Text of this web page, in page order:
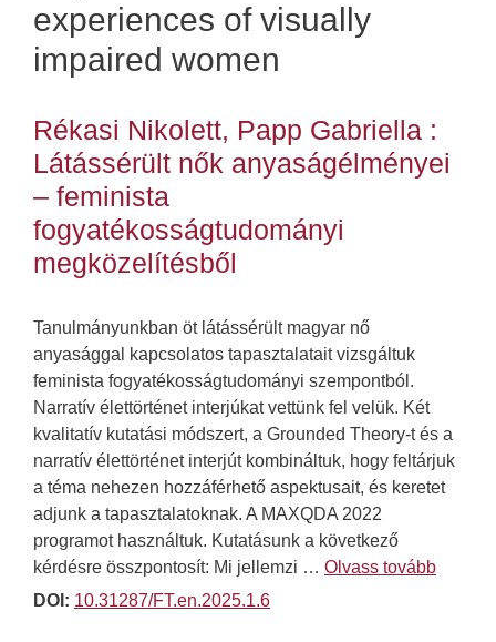
experiences of visually
impaired women
Rékasi Nikolett, Papp Gabriella :
Látássérült nők anyaságélményei
– feminista
fogyatékosságtudományi
megközelítésből
Tanulmányunkban öt látássérült magyar nő
anyasággal kapcsolatos tapasztalatait vizsgáltuk
feminista fogyatékosságtudományi szempontból.
Narratív élettörténet interjúkat vettünk fel velük. Két
kvalitatív kutatási módszert, a Grounded Theory-t és a
narratív élettörténet interjút kombináltuk, hogy feltárjuk
a téma nehezen hozzáférhető aspektusait, és keretet
adjunk a tapasztalatoknak. A MAXQDA 2022
programot használtuk. Kutatásunk a következő
kérdésre összpontosít: Mi jellemzi … Olvass tovább
DOI: 10.31287/FT.en.2025.1.6